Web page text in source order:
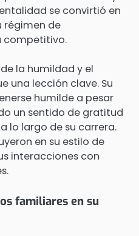
se convirtió en
régimen de
competitivo.
la humildad y el
una lección clave. Su
humilde a pesar
un sentido de gratitud
lo largo de su carrera.
en su estilo de
interacciones con
familiares en su